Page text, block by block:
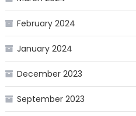
February 2024
January 2024
December 2023
September 2023